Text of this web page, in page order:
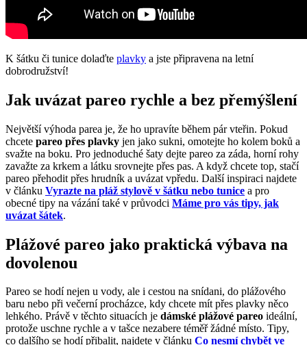
K šátku či tunice dolaďte plavky a jste připravena na letní
dobrodružství!
Jak uvázat pareo rychle a bez přemýšlení
Největší výhoda parea je, že ho upravíte během pár vteřin. Pokud
chcete pareo přes plavky jen jako sukni, omotejte ho kolem boků a
svažte na boku. Pro jednoduché šaty dejte pareo za záda, horní rohy
zavažte za krkem a látku srovnejte přes pas. A když chcete top, stačí
pareo přehodit přes hrudník a uvázat vpředu. Další inspiraci najdete
v článku Vyrazte na pláž stylově v šátku nebo tunice a pro
obecné tipy na vázání také v průvodci Máme pro vás tipy, jak
uvázat šátek.
Plážové pareo jako praktická výbava na
dovolenou
Pareo se hodí nejen u vody, ale i cestou na snídani, do plážového
baru nebo při večerní procházce, kdy chcete mít přes plavky něco
lehkého. Právě v těchto situacích je dámské plážové pareo ideální,
protože uschne rychle a v tašce nezabere téměř žádné místo. Tipy,
co dalšího se hodí přibalit, najdete v článku Co nesmí chybět ve